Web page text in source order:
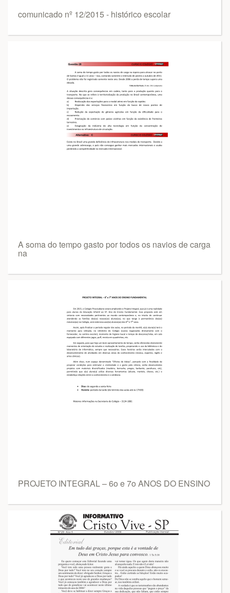
comunicado nº 12/2015 - histórico escolar
A soma do tempo gasto por todos os navios de carga
na
PROJETO INTEGRAL – 6o e 7o ANOS DO ENSINO